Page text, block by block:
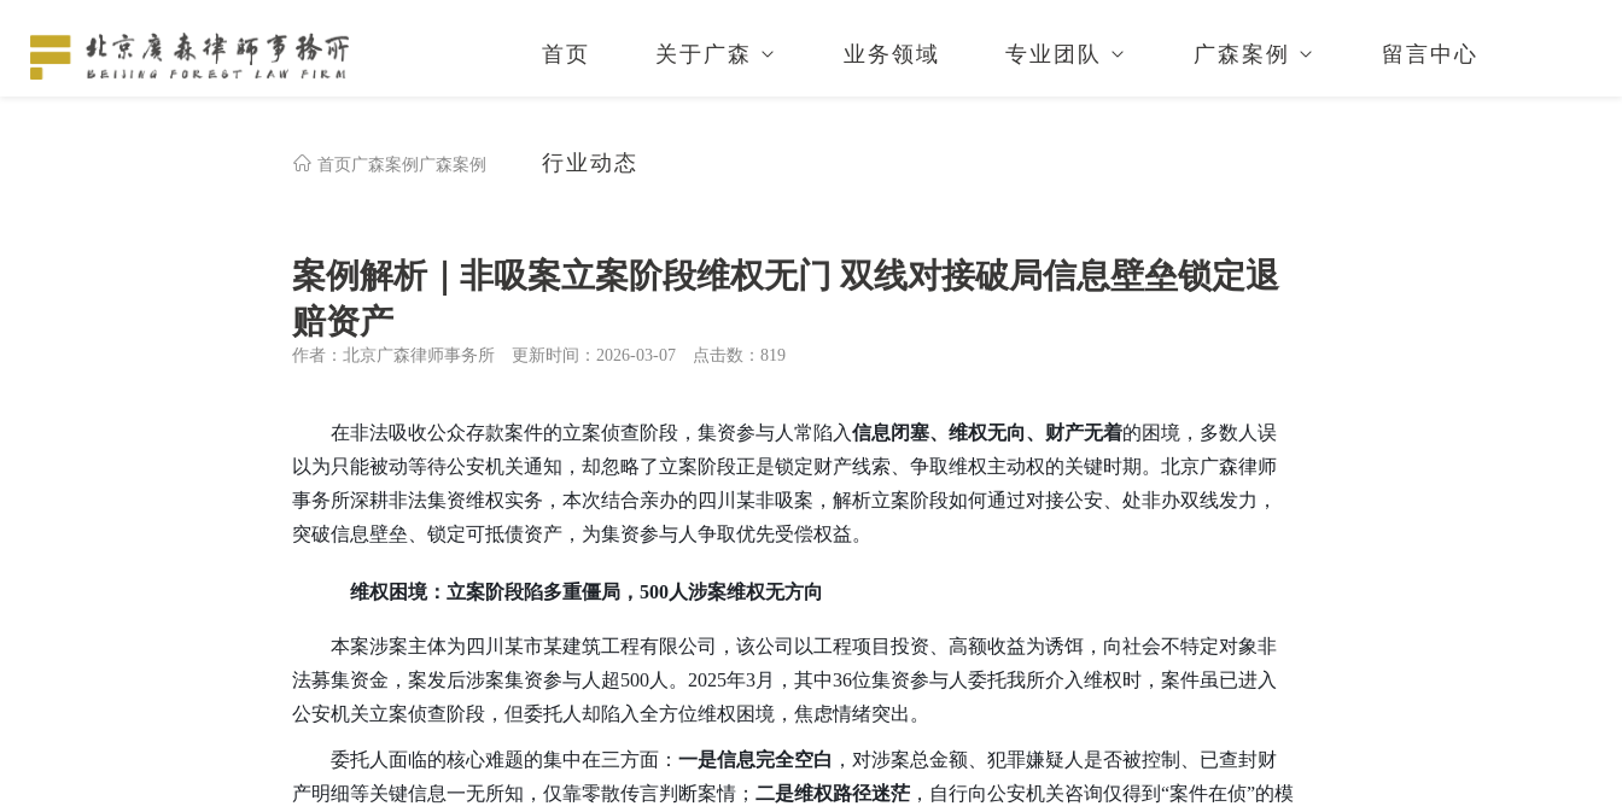
首页 关于广森 业务领域 专业团队 广森案例 留言中心
行业动态
首页 广森案例 广森案例
案例解析｜非吸案立案阶段维权无门 双线对接破局信息壁垒锁定退
赔资产
作者：北京广森律师事务所 更新时间：2026-03-07 点击数： 819
在非法吸收公众存款案件的立案侦查阶段，集资参与人常陷入信息闭塞、维权无向、财产无着的困境，多数人误
以为只能被动等待公安机关通知，却忽略了立案阶段正是锁定财产线索、争取维权主动权的关键时期。北京广森律师
事务所深耕非法集资维权实务，本次结合亲办的四川某非吸案，解析立案阶段如何通过对接公安、处非办双线发力，
突破信息壁垒、锁定可抵债资产，为集资参与人争取优先受偿权益。
维权困境：立案阶段陷多重僵局，500人涉案维权无方向
本案涉案主体为四川某市某建筑工程有限公司，该公司以工程项目投资、高额收益为诱饵，向社会不特定对象非
法募集资金，案发后涉案集资参与人超500人。2025年3月，其中36位集资参与人委托我所介入维权时，案件虽已进入
公安机关立案侦查阶段，但委托人却陷入全方位维权困境，焦虑情绪突出。
委托人面临的核心难题的集中在三方面： 一是信息完全空白 ，对涉案总金额、犯罪嫌疑人是否被控制、已查封财
产明细等关键信息一无所知，仅靠零散传言判断案情； 二是维权路径迷茫 ，自行向公安机关咨询仅得到“案件在侦”的模